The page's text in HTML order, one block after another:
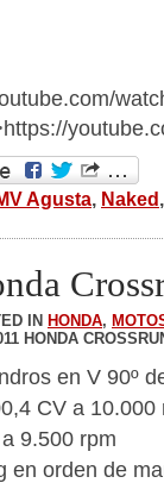
Agusta, Naked,
IN HONDA,
HONDA
en V 90º
CV a 10.000
9.500 rpm
en orden de